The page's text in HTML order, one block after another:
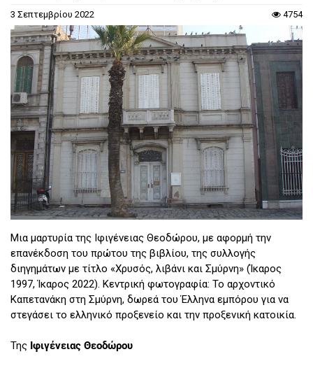
3 Σεπτεμβρίου 2022 4754
Μια μαρτυρία της Ιφιγένειας Θεοδώρου, με αφορμή την
επανέκδοση του πρώτου της βιβλίου, της συλλογής
διηγημάτων με τίτλο «Χρυσός, λιβάνι και Σμύρνη» (Ίκαρος
1997, Ίκαρος 2022). Κεντρική φωτογραφία: Το αρχοντικό
Καπετανάκη στη Σμύρνη, δωρεά του Έλληνα εμπόρου για να
στεγάσει το ελληνικό προξενείο και την προξενική κατοικία.
Της Ιφιγένειας Θεοδώρου